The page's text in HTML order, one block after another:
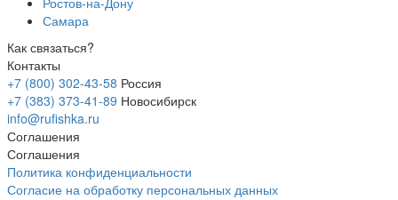
Самара
Как связаться?
Контакты
+7 (800) 302-43-58 Россия
+7 (383) 373-41-89 Новосибирск
info@rufishka.ru
Соглашения
Соглашения
Политика конфиденциальности
Согласие на обработку персональных данных